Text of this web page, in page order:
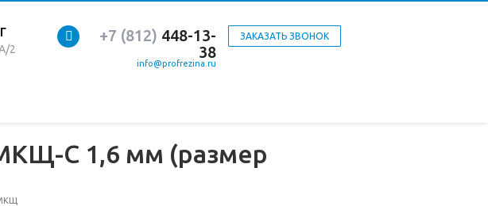
2
ЗАКАЗАТЬ ЗВОНОК
+7 (812) 448-13-
38
info@profrezina.ru
С 1,6 мм (размер